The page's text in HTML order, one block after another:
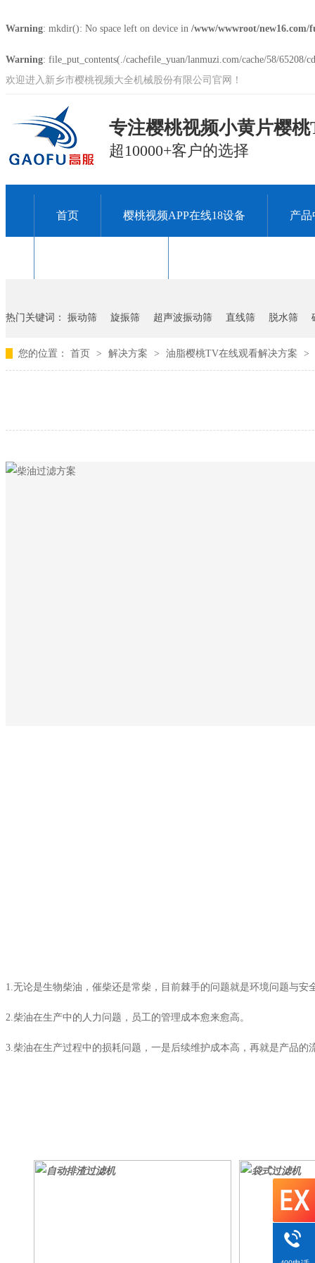
Warning: mkdir(): No space left on device in /www/wwwroot/new16.com/
Warning: file_put_contents(./cachefile_yuan/lanmuzi.com/cache/58/
欢迎进入新乡市樱桃视频大全机械股份有限公司官网！
专注樱桃视频小黄片樱
超10000+客户的选择
首页 樱桃视频APP在线18设备 产品
热门关键词： 振动筛 旋振筛 超声波振动筛 直线筛 脱水筛
您的位置： 首页 > 解决方案 > 油脂樱桃TV在线观看解决方案 >
1.无论是生物柴油，催柴还是常柴，目前棘手的问题就是环境问题与安
2.柴油在生产中的人力问题，员工的管理成本愈来愈高。
3.柴油在生产过程中的损耗问题，一是后续维护成本高，再就是产品的